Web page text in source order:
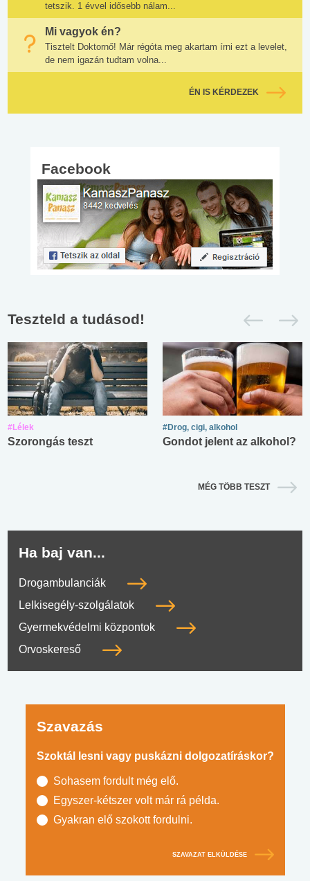
tetszik. 1 évvel idősebb nálam...
Mi vagyok én?
Tisztelt Doktornő! Már régóta meg akartam írni ezt a levelet,
de nem igazán tudtam volna...
ÉN IS KÉRDEZEK
Facebook
Teszteld a tudásod!
#Lélek
Szorongás teszt
#Drog, cigi, alkohol
Gondot jelent az alkohol?
MÉG TÖBB TESZT
Ha baj van...
Drogambulanciák
Lelkisegély-szolgálatok
Gyermekvédelmi központok
Orvoskereső
Szavazás
Szoktál lesni vagy puskázni dolgozatíráskor?
Sohasem fordult még elő.
Egyszer-kétszer volt már rá példa.
Gyakran elő szokott fordulni.
SZAVAZAT ELKÜLDÉSE